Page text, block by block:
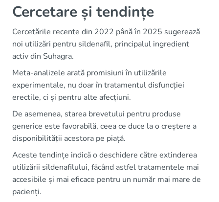
Cercetare și tendințe
Cercetările recente din 2022 până în 2025 sugerează
noi utilizări pentru sildenafil, principalul ingredient
activ din Suhagra.
Meta-analizele arată promisiuni în utilizările
experimentale, nu doar în tratamentul disfuncției
erectile, ci și pentru alte afecțiuni.
De asemenea, starea brevetului pentru produse
generice este favorabilă, ceea ce duce la o creștere a
disponibilității acestora pe piață.
Aceste tendințe indică o deschidere către extinderea
utilizării sildenafilului, făcând astfel tratamentele mai
accesibile și mai eficace pentru un număr mai mare de
pacienți.